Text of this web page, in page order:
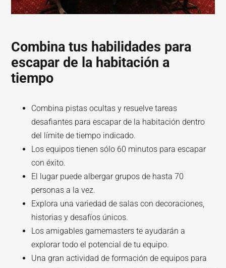
Combina tus habilidades para
escapar de la habitación a
tiempo
Combina pistas ocultas y resuelve tareas
desafiantes para escapar de la habitación dentro
del límite de tiempo indicado.
Los equipos tienen sólo 60 minutos para escapar
con éxito.
El lugar puede albergar grupos de hasta 70
personas a la vez.
Explora una variedad de salas con decoraciones,
historias y desafíos únicos.
Los amigables gamemasters te ayudarán a
explorar todo el potencial de tu equipo.
Una gran actividad de formación de equipos para